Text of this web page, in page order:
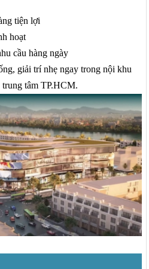
tiện lợi
hoạt
cầu hàng ngày
giải trí nhẹ ngay trong nội khu
tâm TP.HCM.